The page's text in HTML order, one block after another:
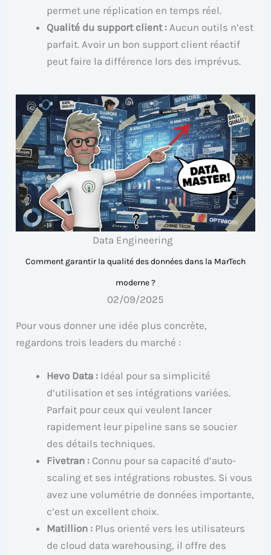
permet une réplication en temps réel.
Qualité du support client : Aucun outils n’est
parfait. Avoir un bon support client réactif
peut faire la différence lors des imprévus.
Data Engineering
Comment garantir la qualité des données dans la MarTech
moderne ?
02/09/2025
Pour vous donner une idée plus concrète,
regardons trois leaders du marché :
Hevo Data : Idéal pour sa simplicité
d’utilisation et ses intégrations variées.
Parfait pour ceux qui veulent lancer
rapidement leur pipeline sans se soucier
des détails techniques.
Fivetran : Connu pour sa capacité d’auto-
scaling et ses intégrations robustes. Si vous
avez une volumétrie de données importante,
c’est un excellent choix.
Matillion : Plus orienté vers les utilisateurs
de cloud data warehousing, il offre des